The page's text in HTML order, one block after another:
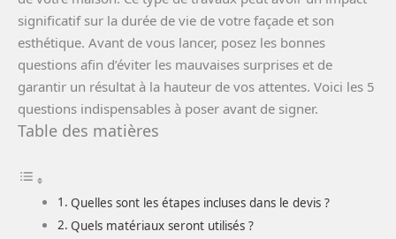
significatif sur la durée de vie de votre façade et son
esthétique. Avant de vous lancer, posez les bonnes
questions afin d’éviter les mauvaises surprises et de
garantir un résultat à la hauteur de vos attentes. Voici les 5
questions indispensables à poser avant de signer.
Table des matières
Quelles sont les étapes incluses dans le devis ?
Quels matériaux seront utilisés ?